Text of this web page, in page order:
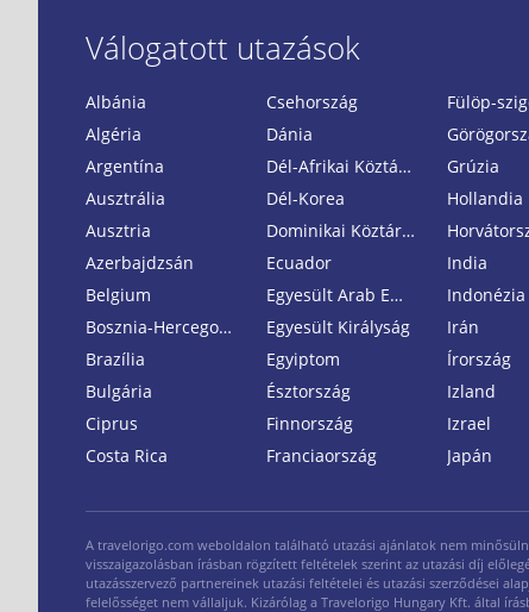
Válogatott utazások
Albánia
Algéria
Argentína
Ausztrália
Ausztria
Azerbajdzsán
Belgium
Bosznia-Hercegovina
Brazília
Bulgária
Ciprus
Costa Rica
Csehország
Dánia
Dél-Afrikai Köztársaság
Dél-Korea
Dominikai Köztársaság
Ecuador
Egyesült Arab Emirátusok
Egyesült Királyság
Egyiptom
Észtország
Finnország
Franciaország
Fülöp-
Grúzia
Hollandia
India
Indonézia
Irán
Írország
Izland
Izrael
Japán
A travelorigo.com weboldalon található utazási ajánlatok nem
visszaigazolásban írásban rögzített feltételek szerint az utazási díj
utazásszervező partnereinek utazási feltételei és utazási szerződései
felelősséget nem vállaljuk. Kizárólag a Travelorigo Hungary Kft. által